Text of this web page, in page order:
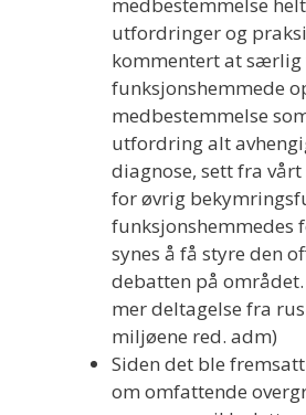
utfordringer og
kommentert at
funksjonshemmede
medbestemmelse
utfordring alt
diagnose, sett fra vårt
for øvrig
funksjonshemmedes
synes å få styre den
debatten på
mer deltagelse fra
miljøene red. adm)
Siden det ble
om omfattende